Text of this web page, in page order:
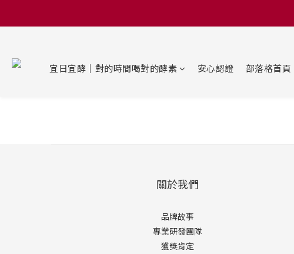
宜日宜酵｜對的時間喝對的酵素 安心認證 部落格首頁
關於我們
品牌故事
專業研發團隊
獲獎肯定